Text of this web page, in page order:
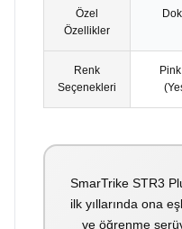
Özel
Özellikler
Renk
Seçenekleri
SmarTrike STR3
ilk yıllarında ona
ve öğrenme